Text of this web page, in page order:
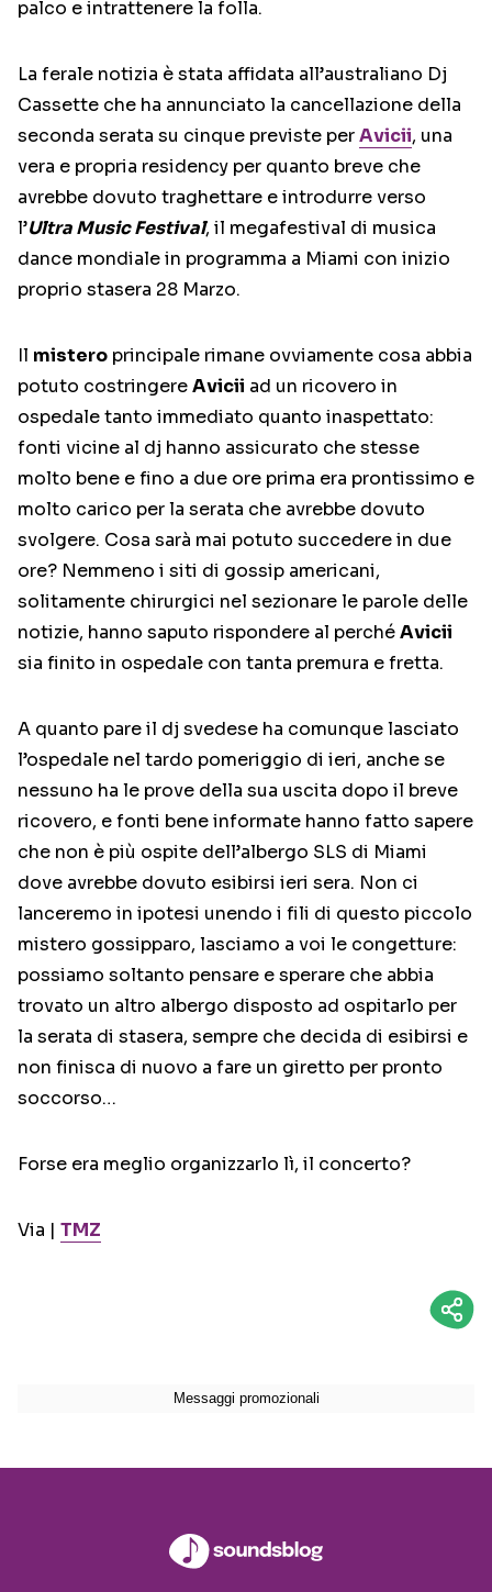
palco e intrattenere la folla.
La ferale notizia è stata affidata all’australiano Dj
Cassette che ha annunciato la cancellazione della
seconda serata su cinque previste perAvicii, una
vera e propria residency per quanto breve che
avrebbe dovuto traghettare e introdurre verso
l’Ultra Music Festival, il megafestival di musica
dance mondiale in programma a Miami con inizio
proprio stasera 28 Marzo.
Il mistero principale rimane ovviamente cosa abbia
potuto costringereAvicii ad un ricovero in
ospedale tanto immediato quanto inaspettato:
fonti vicine al dj hanno assicurato che stesse
molto bene e fino a due ore prima era prontissimo e
molto carico per la serata che avrebbe dovuto
svolgere. Cosa sarà mai potuto succedere in due
ore? Nemmeno i siti di gossip americani,
solitamente chirurgici nel sezionare le parole delle
notizie, hanno saputo rispondere al perchéAvicii
sia finito in ospedale con tanta premura e fretta.
A quanto pare il dj svedese ha comunque lasciato
l’ospedale nel tardo pomeriggio di ieri, anche se
nessuno ha le prove della sua uscita dopo il breve
ricovero, e fonti bene informate hanno fatto sapere
che non è più ospite dell’albergo SLS di Miami
dove avrebbe dovuto esibirsi ieri sera. Non ci
lanceremo in ipotesi unendo i fili di questo piccolo
mistero gossipparo, lasciamo a voi le congetture:
possiamo soltanto pensare e sperare che abbia
trovato un altro albergo disposto ad ospitarlo per
la serata di stasera, sempre che decida di esibirsi e
non finisca di nuovo a fare un giretto per pronto
soccorso…
Forse era meglio organizzarlo lì, il concerto?
Via | TMZ